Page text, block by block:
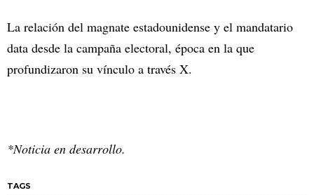
La relación del magnate estadounidense y el mandatario
data desde la campaña electoral, época en la que
profundizaron su vínculo a través X.
*Noticia en desarrollo.
TAGS